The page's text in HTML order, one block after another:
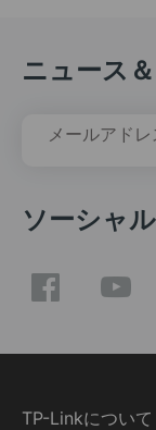
ニュース
メールアドレ
ソーシャ
TP-Linkについて